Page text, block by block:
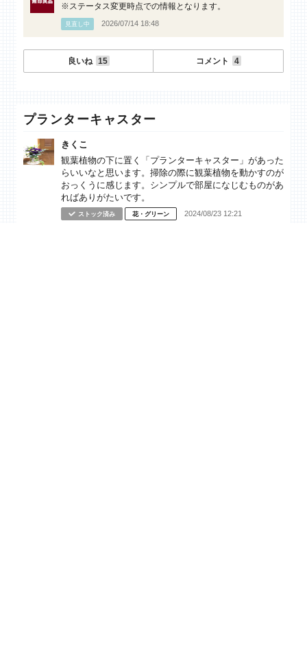
※ステータス変更時点での情報となります。
見直し中 2026/07/14 18:48
良いね 15 コメント 4
プランターキャスター
きくこ
観葉植物の下に置く「プランターキャスター」があった
らいいなと思います。掃除の際に観葉植物を動かすのが
おっくうに感じます。シンプルで部屋になじむものがあ
ればありがたいです。
ストック済み 花・グリーン 2024/08/23 12:21